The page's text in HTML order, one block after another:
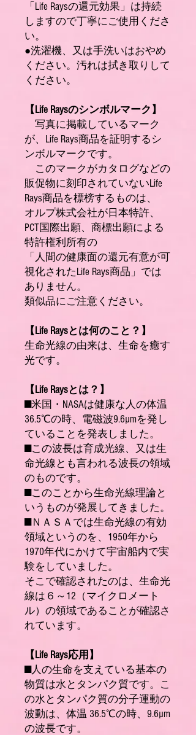
「Life Raysの還元効果」は持続
しますので丁寧にご使用くださ
い。
●洗濯機、又は手洗いはおやめ
ください。汚れは拭き取りして
ください。
【Life Raysのシンボルマーク】​
写真に掲載しているマーク
が、Life Rays商品を証明するシ
ンボルマークです。
このマークがカタログなどの
販促物に刻印されていないLife
Rays商品を標榜するものは、
オルプ株式会社が日本特許、
PCT国際出願、商標出願による
特許権利所有の
「人間の健康面の還元有意が可
視化されたLife Rays商品」では
ありません。
類似品にご注意ください。
【Life Raysとは何のこと？】
生命光線の由来は、生命を癒す
光です。
【Life Raysとは？】
■米国・NASAは健康な人の体温
36.5℃の時、電磁波9.6µmを発し
ていることを発表しました。
■この波長は育成光線、又は生
命光線とも言われる波長の領域
のものです。
■このことから生命光線理論と
いうものが発展してきました。
■ＮＡＳＡでは生命光線の有効
領域というのを、1950年から
1970年代にかけて宇宙船内で実
験をしていました。
そこで確認されたのは、生命光
線は６～12（マイクロメート
ル）の領域であることが確認さ
れています。
【Life Rays応用】
■人の生命を支えている基本の
物質は水とタンパク質です。こ
の水とタンパク質の分子運動の
波動は、体温 36.5℃の時、9.6µm
の波長です。